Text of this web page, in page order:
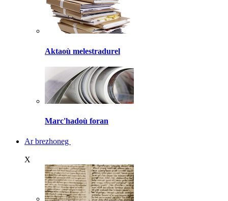
Aktaoù melestradurel
Marc'hadoù foran
Ar brezhoneg
X